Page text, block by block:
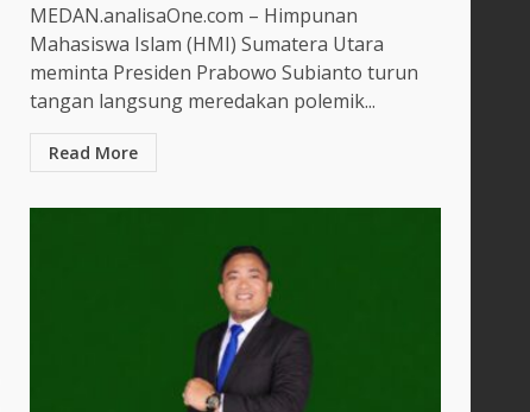
MEDAN.analisaOne.com – Himpunan
Mahasiswa Islam (HMI) Sumatera Utara
meminta Presiden Prabowo Subianto turun
tangan langsung meredakan polemik...
Read More